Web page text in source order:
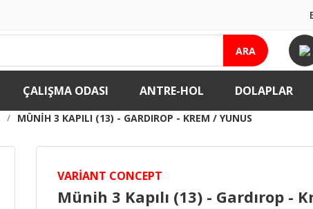
ARA
ÇALIŞMA ODASI ANTRE-HOL DOLAPLAR
MÜNIH 3 KAPILI (13) - GARDIROP - KREM / YUNUS
VARIANT CONCEPT
Münih 3 Kapılı (13) - Gardırop -